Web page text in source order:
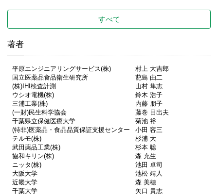
すべて
著者
平原エンジニアリングサービス(株)
村上 大吉郎
国立医薬品食品衛生研究所
蓜島 由二
(株)IHI検査計測
山村 隼志
ウシオ電機(株)
鈴木 浩子
三浦工業(株)
内藤 朋子
(一財)民生科学協会
藤巻 日出夫
千葉県立保健医療大学
菊池 裕
(特非)医薬品・食品品質保証支援センター
小田 容三
テルモ(株)
杉浦 大
武田薬品工業(株)
杉本 聡
協和キリン(株)
森 充生
ニッタ(株)
池田 卓司
大阪大学
池松 靖人
近畿大学
森 美穂
千葉大学
矢口 貴志